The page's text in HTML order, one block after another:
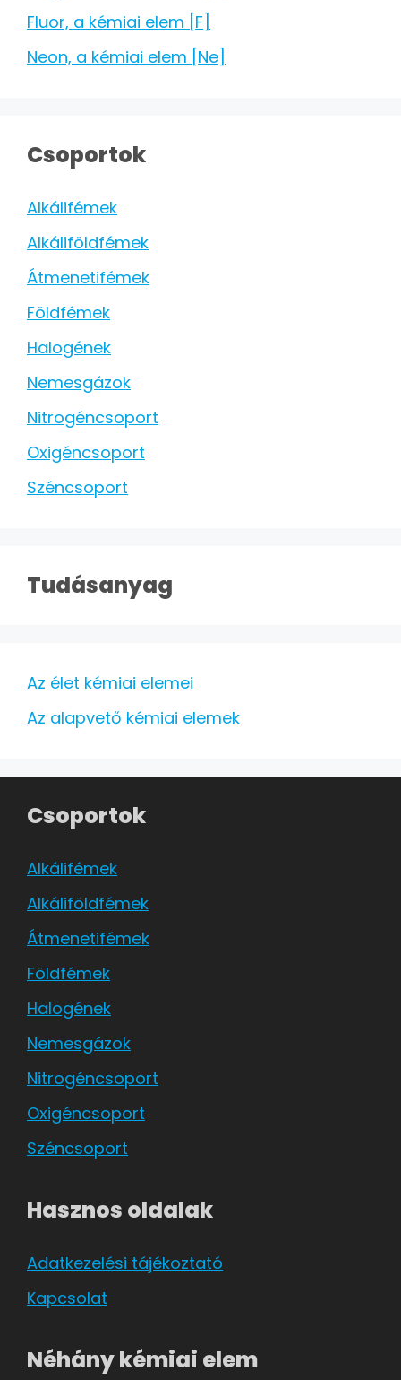
Fluor, a kémiai elem [F]
Neon, a kémiai elem [Ne]
Csoportok
Alkálifémek
Alkáliföldfémek
Átmenetifémek
Földfémek
Halogének
Nemesgázok
Nitrogéncsoport
Oxigéncsoport
Széncsoport
Tudásanyag
Az élet kémiai elemei
Az alapvető kémiai elemek
Csoportok
Alkálifémek
Alkáliföldfémek
Átmenetifémek
Földfémek
Halogének
Nemesgázok
Nitrogéncsoport
Oxigéncsoport
Széncsoport
Hasznos oldalak
Adatkezelési tájékoztató
Kapcsolat
Néhány kémiai elem